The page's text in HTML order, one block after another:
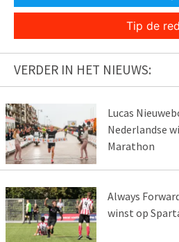
Tip de
VERDER IN HET NIEUWS:
Lucas
Nederlandse
Marathon
Always
winst op